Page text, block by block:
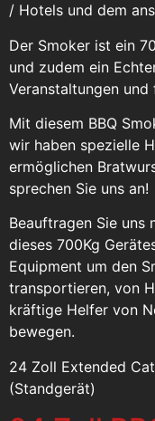
/ Hotels und dem
Der Smoker ist ein
und zudem ein
Veranstaltungen
Mit diesem BBQ
wir haben spezielle
ermöglichen
sprechen Sie uns an!
Beauftragen Sie uns
dieses 700Kg
Equipment um den
transportieren, von
kräftige Helfer von
bewegen.
24 Zoll Extended
(Standgerät)